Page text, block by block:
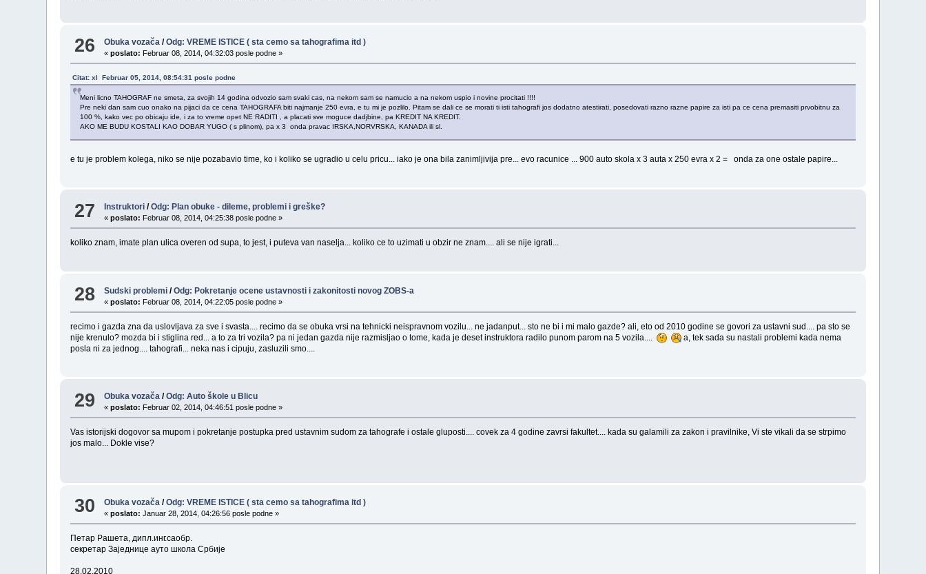
26 Obuka vozača /Odg: VREME ISTICE ( sta cemo sa tahografima itd )
«poslato: Februar 08, 2014, 04:32:03 posle podne »
Citat: xl Februar 05, 2014, 08:54:31 posle podne
Meni licno TAHOGRAF ne smeta, za svojih 14 godina odvozio sam svaki cas, na nekom sam se namucio a na nekom uspio i novine procitati !!!!
Pre neki dan sam cuo onako na pijaci da ce cena TAHOGRAFA biti najmanje 250 evra, e tu mi je pozlilo. Pitam se dali ce se morati ti isti tahografi jos dodatno atestirati, posedovati razno razne papire za isti pa ce cena premasiti prvobitnu za
100 %, kako vec po obicaju ide, i za to vreme opet NE RADITI , a placati sve moguce dadjbine, pa KREDIT NA KREDIT.
AKO ME BUDU KOSTALI KAO DOBAR YUGO ( s plinom), pa x 3 onda pravac IRSKA,NORVRSKA, KANADA ili sl.
e tu je problem kolega, niko se nije pozabavio time, ko i koliko se ugradio u celu pricu... iako je ona bila zanimljivija pre... evo racunice ... 900 auto skola x 3 auta x 250 evra x 2 = onda za one ostale papire...
27 Instruktori /Odg: Plan obuke - dileme, problemi i greške?
«poslato: Februar 08, 2014, 04:25:38 posle podne »
koliko znam, imate plan ulica overen od supa, to jest, i puteva van naselja... koliko ce to uzimati u obzir ne znam.... ali se nije igrati...
28 Sudski problemi /Odg: Pokretanje ocene ustavnosti i zakonitosti novog ZOBS-a
«poslato: Februar 08, 2014, 04:22:05 posle podne »
recimo i gazda zna da uslovljava za sve i svasta.... recimo da se obuka vrsi na tehnicki neispravnom vozilu... ne jadanput... sto ne bi i mi malo gazde? ali, eto od 2010 godine se govori za ustavni sud.... pa sto se
nije krenulo? mozda bi i stiglina red... a to za tri vozila? pa ni jedan gazda nije razmisljao o tome, kada je deset instruktora radilo punom parom na 5 vozila....
a, tek sada su nastali problemi kada nema
posla ni za jednog.... tahografi... neka nas i cipuju, zasluzili smo....
29 Obuka vozača /Odg: Auto škole u Blicu
«poslato: Februar 02, 2014, 04:46:51 posle podne »
Vas istorijski dogovor sa mupom i pokretanje postupka pred ustavnim sudom za tahografe i ostale gluposti.... covek za 4 godine zavrsi fakultet.... kada su galamili za zakon i pravilnike, Vi ste vikali da se strpimo
jos malo... Dokle vise?
30 Obuka vozača /Odg: VREME ISTICE ( sta cemo sa tahografima itd )
«poslato: Januar 28, 2014, 04:26:56 posle podne »
Петар Рашета, дипл.инг.саобр.
секретар Заједнице ауто школа Србије
28.02.2010